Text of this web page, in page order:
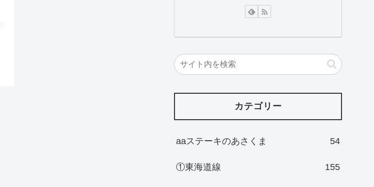
カテゴリー
aaステーキのあさくま 54
①東海道線 155